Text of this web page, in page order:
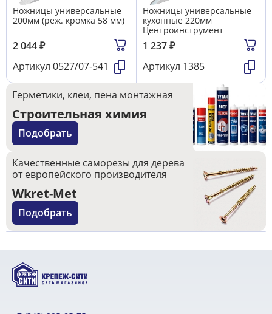
Ножницы универсальные
200мм (реж. кромка 58 мм)
2 044₽
Артикул 0527/07-541
Ножницы универсальные
кухонные 220мм
Центроинструмент
1 237₽
Артикул 1385
Герметики, клеи, пена монтажная
Строительная химия
Подобрать
Качественные саморезы для дерева
от европейского производителя
Wkret-Met
Подобрать